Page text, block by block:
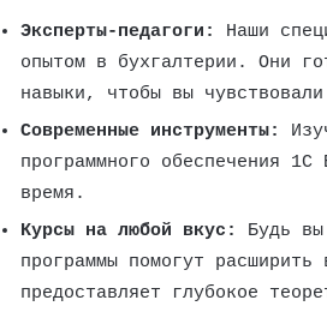
Эксперты-педагоги:
Наши
опытом в бухгалтерии. Они
навыки, чтобы вы
Современные инструменты:
программного обеспечения
время.
Курсы на любой вкус:
Будь
программы помогут
предоставляет глубокое